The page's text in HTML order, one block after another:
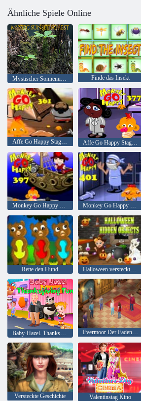
Ähnliche Spiele Online
Mystischer Sonnenuntergang Wald Finde das Insekt
Affe Go Happy Stage 361 Affe Go Happy Stage 377
Monkey Go Happy Stage 397 Monkey Go Happy Stage 401
Rette den Hund Halloween versteckte Objekte
Evermoor Der Faden des Schicksals
Versteckte Geschichte Valentinstag Kino